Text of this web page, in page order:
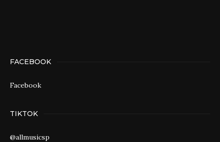
FACEBOOK
Facebook
TIKTOK
@allmusicsp